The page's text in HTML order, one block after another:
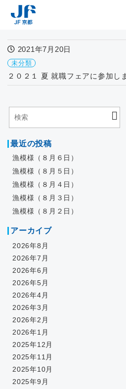
2021年7月20日
未分類
２０２１ 夏 就職フェアに参加し
最近の投稿
漁模様（８月６日）
漁模様（８月５日）
漁模様（８月４日）
漁模様（８月３日）
漁模様（８月２日）
アーカイブ
2026年8月
2026年7月
2026年6月
2026年5月
2026年4月
2026年3月
2026年2月
2026年1月
2025年12月
2025年11月
2025年10月
2025年9月